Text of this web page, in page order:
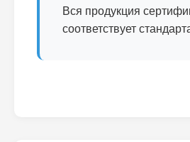
Вся продукция
соответствует